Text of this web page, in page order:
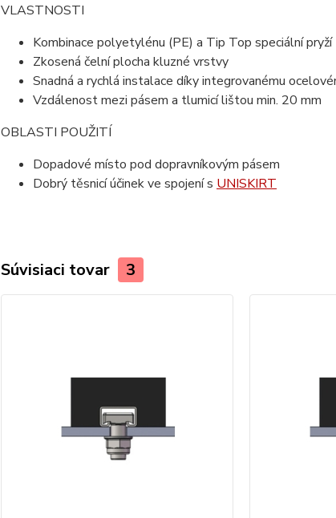
VLASTNOSTI
Kombinace polyetylénu (PE) a Tip Top speciální pryží
Zkosená čelní plocha kluzné vrstvy
Snadná a rychlá instalace díky integrovanému
Vzdálenost mezi pásem a tlumicí lištou min. 20 mm
OBLASTI POUŽITÍ
Dopadové místo pod dopravníkovým pásem
Dobrý těsnicí účinek ve spojení s UNISKIRT
Súvisiaci tovar 3